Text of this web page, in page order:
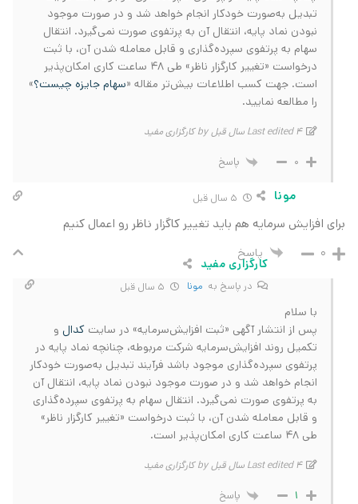
تبدیل به‌صورت خودکار انجام‌ خواهد شد و در صورت‌ موجود
نبودن نماد پایه، انتقال آن به پرتفوی صورت نمی‌گیرد. انتقال
سهام به پرتفوی سپرده‌گذاری و قابل معامله شدن آن، با ثبت
درخواست «تغییر کارگزار ناظر» طی 48 ساعت کاری امکان‌پذیر
است. جهت کسب اطلاعات بیش‌تر مقاله «سهام جایزه چیست؟»
را مطالعه نمایید.
Last edited 4 سال قبل by کارگزاری مفید
0 پاسخ
مونا
برای افزایش سرمایه هم باید تغییر کاگزار ناظر رو اعمال کنیم
0 پاسخ
کارگزاری مفید
در پاسخ به مونا
با سلام
پس از انتشار آگهی «ثبت افزایش‌سرمایه» در سایت کدال و
تکمیل روند افزایش‌سرمایه شرکت مربوطه، چنانچه نماد پایه در
پرتفوی سپرده‌گذاری موجود باشد فرآیند تبدیل به‌صورت خودکار
انجام‌ خواهد شد و در صورت‌ موجود نبودن نماد پایه، انتقال آن
به پرتفوی صورت نمی‌گیرد. انتقال سهام به پرتفوی سپرده‌گذاری
و قابل معامله شدن آن، با ثبت درخواست «تغییر کارگزار ناظر»
طی 48 ساعت کاری امکان‌پذیر است.
Last edited 4 سال قبل by کارگزاری مفید
1 پاسخ